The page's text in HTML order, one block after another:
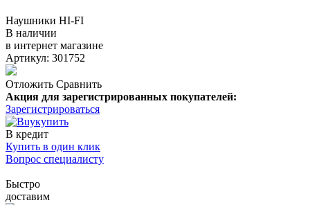
Наушники HI-FI
В наличии
в интернет магазине
Артикул: 301752
Отложить Сравнить
Акция для зарегистрированных покупателей:
Зарегистрироваться
купить
В кредит
Купить в один клик
Вопрос специалисту
Быстро
доставим